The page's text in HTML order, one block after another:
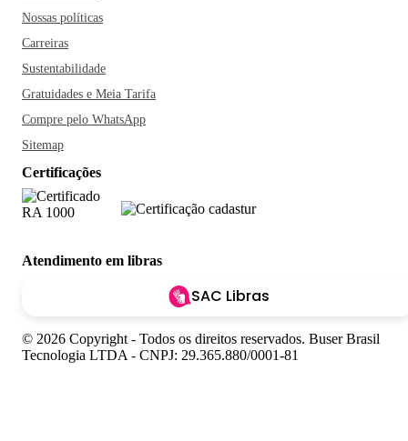
Nossas políticas
Carreiras
Sustentabilidade
Gratuidades e Meia Tarifa
Compre pelo WhatsApp
Sitemap
Certificações
Atendimento em libras
SAC Libras
© 2026 Copyright - Todos os direitos reservados. Buser Brasil
Tecnologia LTDA - CNPJ: 29.365.880/0001-81